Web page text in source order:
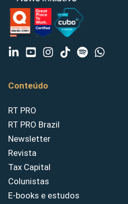
Conteúdo
RT PRO
RT PRO Brazil
Newsletter
Revista
Tax Capital
Colunistas
E-books e estudos